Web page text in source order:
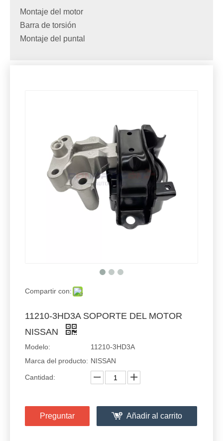
Montaje del motor
Barra de torsión
Montaje del puntal
Compartir con:
11210-3HD3A SOPORTE DEL MOTOR
NISSAN
Modelo:
11210-3HD3A
Marca del producto: NISSAN
Cantidad:
Preguntar Añadir al carrito